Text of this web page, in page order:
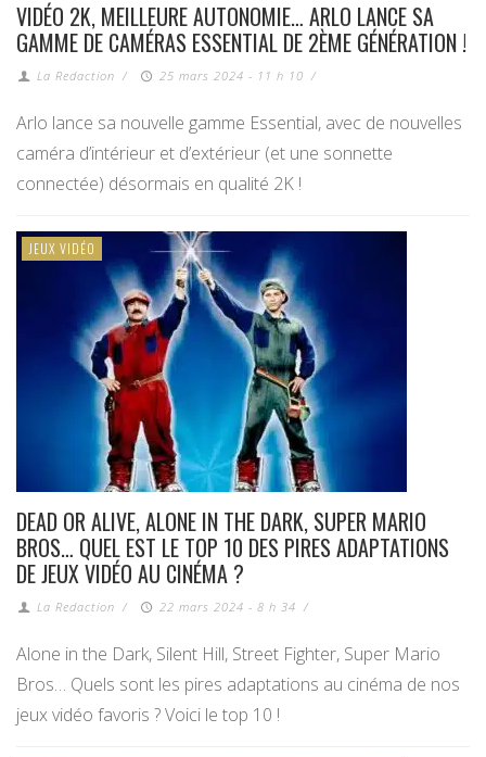
VIDÉO 2K, MEILLEURE AUTONOMIE… ARLO LANCE SA
GAMME DE CAMÉRAS ESSENTIAL DE 2ÈME GÉNÉRATION !
La Redaction / 25 mars 2024 - 11 h 10 /
Arlo lance sa nouvelle gamme Essential, avec de nouvelles
caméra d’intérieur et d’extérieur (et une sonnette
connectée) désormais en qualité 2K !
JEUX VIDÉO
DEAD OR ALIVE, ALONE IN THE DARK, SUPER MARIO
BROS… QUEL EST LE TOP 10 DES PIRES ADAPTATIONS
DE JEUX VIDÉO AU CINÉMA ?
La Redaction / 22 mars 2024 - 8 h 34 /
Alone in the Dark, Silent Hill, Street Fighter, Super Mario
Bros… Quels sont les pires adaptations au cinéma de nos
jeux vidéo favoris ? Voici le top 10 !